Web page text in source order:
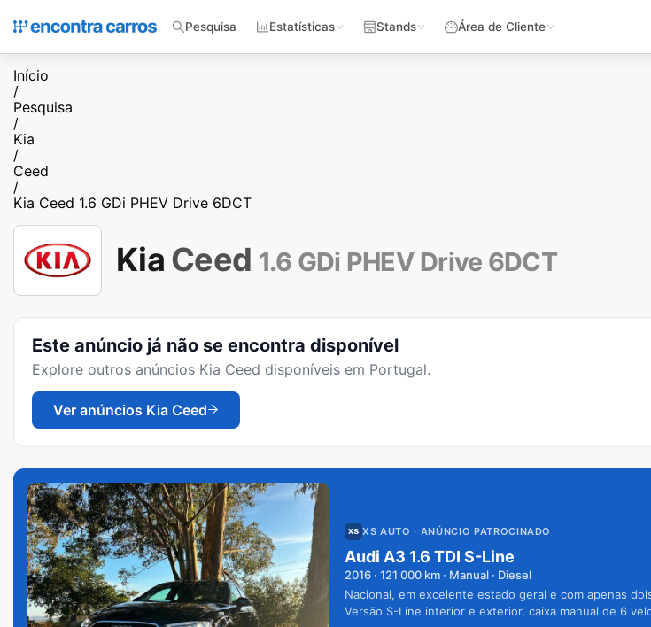
Pesquisa Estatísticas Stands Área de Cliente
Início
/
Pesquisa
/
Kia
/
Ceed
/
Kia Ceed 1.6 GDi PHEV Drive 6DCT
Kia Ceed 1.6 GDi PHEV Drive 6DCT
Este anúncio já não se encontra disponível
Explore outros anúncios Kia Ceed disponíveis em Portugal.
Ver anúncios Kia Ceed
XS AUTO · ANÚNCIO PATROCINADO
Audi A3 1.6 TDI S-Line
2016 · 121 000 km · Manual · Diesel
Nacional, em excelente estado geral e com apenas
Versão S-Line interior e exterior, caixa manual de 6